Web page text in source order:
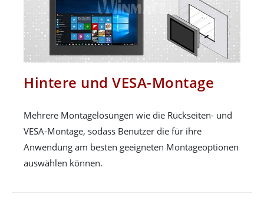
Hintere und VESA-Montage
Mehrere Montagelösungen wie die Rückseiten- und
VESA-Montage, sodass Benutzer die für ihre
Anwendung am besten geeigneten Montageoptionen
auswählen können.